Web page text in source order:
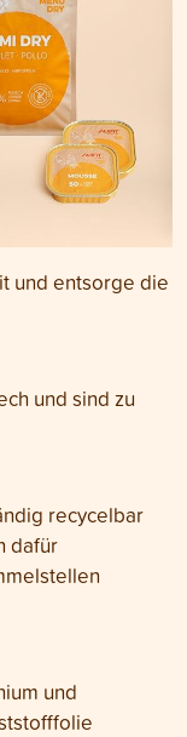
und entsorge die
und sind zu
recycelbar
dafür
und